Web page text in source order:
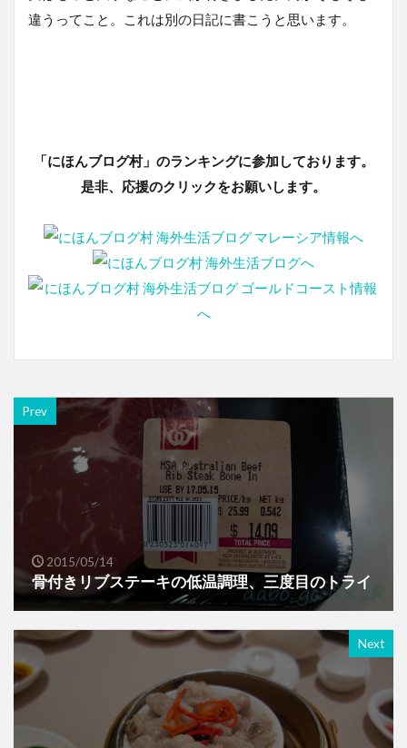
違うってこと。これは別の日記に書こうと思います。
「にほんブログ村」のランキングに参加しております。
是非、応援のクリックをお願いします。
Prev
2015/05/14
骨付きリブステーキの低温調理、三度目のトライ
Next